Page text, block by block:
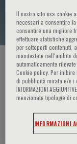
Denise R.
HOME PAGE /
Denise R.
Il nostro sito usa cookie
necessari a consentire
consentire una migliore
effettuare statistiche
per sottoporti contenuti,
manifestate nell‘ambito
automaticamente
Cookie policy. Per
di pubblicità mirata e/o i
INFORMAZIONI
menzionate tipologie di
INFORMAZIONI